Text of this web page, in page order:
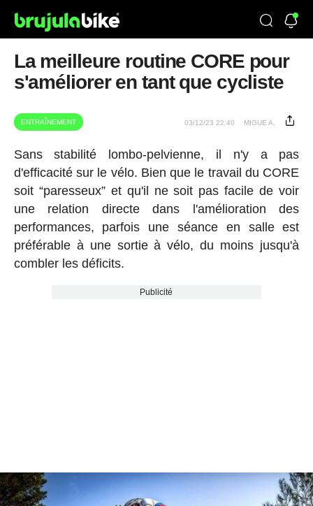
La meilleure routine CORE pour
s'améliorer en tant que cycliste
ENTRAÎNEMENT 03/12/23 22:40 MIGUE A.
Sans stabilité lombo-pelvienne, il n'y a pas
d'efficacité sur le vélo. Bien que le travail du CORE
soit “paresseux” et qu'il ne soit pas facile de voir
une relation directe dans l'amélioration des
performances, parfois une séance en salle est
préférable à une sortie à vélo, du moins jusqu'à
combler les déficits.
Publicité